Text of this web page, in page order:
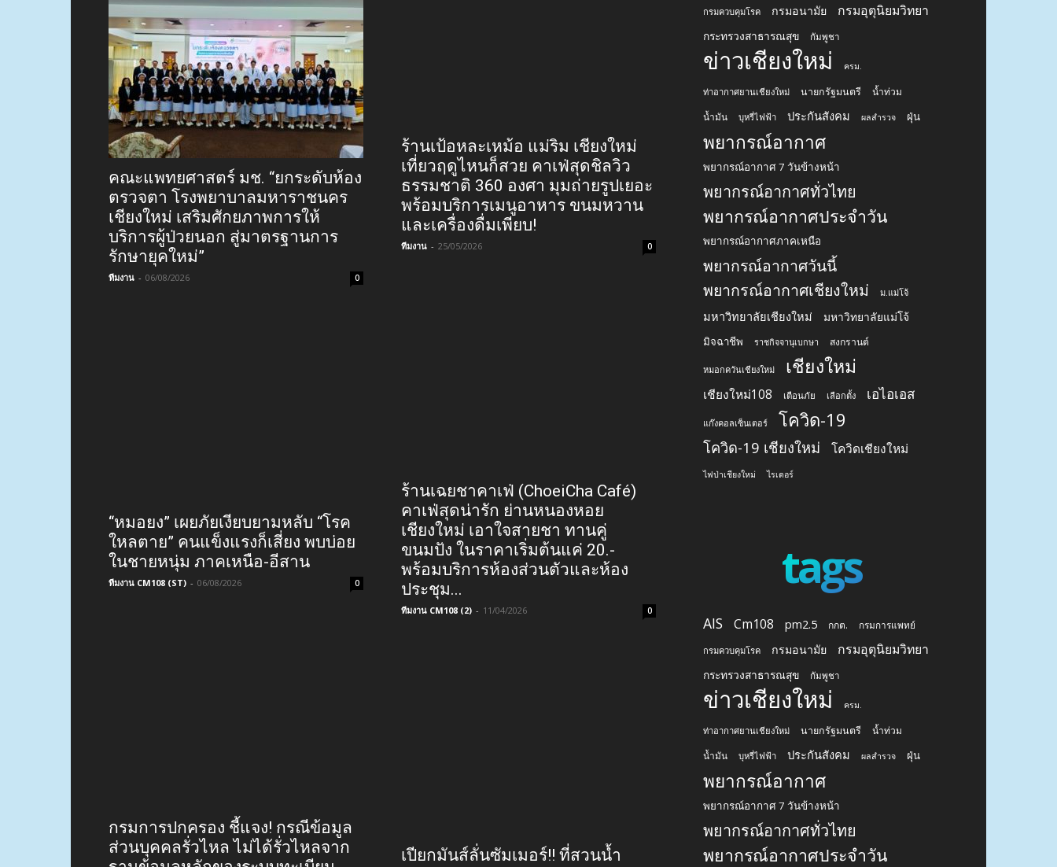
คณะแพทยศาสตร์ มช. “ยกระดับห้อง
ตรวจตา โรงพยาบาลมหาราชนคร
เชียงใหม่ เสริมศักยภาพการให้
บริการผู้ป่วยนอก สู่มาตรฐานการ
รักษายุคใหม่”
ทีมงาน - 06/08/2026 0
“หมอยง” เผยภัยเงียบยามหลับ “โรค
ใหลตาย” คนแข็งแรงก็เสี่ยง พบบ่อย
ในชายหนุ่ม ภาคเหนือ-อีสาน
ทีมงาน CM108 (ST) - 06/08/2026 0
กรมการปกครอง ชี้แจง! กรณีข้อมูล
ส่วนบุคคลรั่วไหล ไม่ได้รั่วไหลจาก
ร้านเป้อหละเหม้อ แม่ริม เชียงใหม่
เที่ยวฤดูไหนก็สวย คาเฟ่สุดชิลวิว
ธรรมชาติ 360 องศา มุมถ่ายรูปเยอะ
พร้อมบริการเมนูอาหาร ขนมหวาน
และเครื่องดื่มเพียบ!
ทีมงาน - 25/05/2026 0
ร้านเฉยชาคาเฟ่ (ChoeiCha Café)
คาเฟ่สุดน่ารัก ย่านหนองหอย
เชียงใหม่ เอาใจสายชา ทานคู่
ขนมปัง ในราคาเริ่มต้นแค่ 20.-
พร้อมบริการห้องส่วนตัวและห้อง
ประชุม...
ทีมงาน CM108 (2) - 11/04/2026 0
เปียกมันส์ลั่นซัมเมอร์!! ที่สวนน้ำ
กรมควบคุมโรค กรมอนามัย กรมอุตุนิยมวิทยา
กระทรวงสาธารณสุข กัมพูชา
ข่าวเชียงใหม่ ครม.
ท่าอากาศยานเชียงใหม่ นายกรัฐมนตรี น้ำท่วม
น้ำมัน บุหรี่ไฟฟ้า ประกันสังคม ผลสำรวจ ฝุ่น
พยากรณ์อากาศ
พยากรณ์อากาศ 7 วันข้างหน้า
พยากรณ์อากาศทั่วไทย
พยากรณ์อากาศประจำวัน
พยากรณ์อากาศภาคเหนือ
พยากรณ์อากาศวันนี้
พยากรณ์อากาศเชียงใหม่
ม.แม่โจ้
มหาวิทยาลัยเชียงใหม่ มหาวิทยาลัยแม่โจ้
มิจฉาชีพ ราชกิจจานุเบกษา สงกรานต์
หมอกควันเชียงใหม่ เชียงใหม่
เชียงใหม่108 เตือนภัย เลือกตั้ง เอไอเอส
แก๊งคอลเซ็นเตอร์ โควิด-19
โควิด-19 เชียงใหม่ โควิดเชียงใหม่
ไฟป่าเชียงใหม่ ไรเดอร์
tags
AIS Cm108 pm2.5 กกต. กรมการแพทย์
กรมควบคุมโรค กรมอนามัย กรมอุตุนิยมวิทยา
กระทรวงสาธารณสุข กัมพูชา
ข่าวเชียงใหม่ ครม.
ท่าอากาศยานเชียงใหม่ นายกรัฐมนตรี น้ำท่วม
น้ำมัน บุหรี่ไฟฟ้า ประกันสังคม ผลสำรวจ ฝุ่น
พยากรณ์อากาศ
พยากรณ์อากาศ 7 วันข้างหน้า
พยากรณ์อากาศทั่วไทย
พยากรณ์อากาศประจำวัน